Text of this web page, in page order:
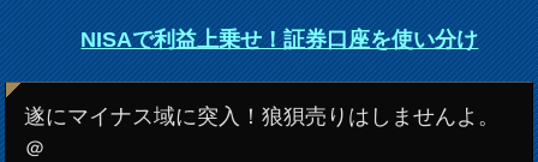
NISAで利益上乗せ！証券口座を使い分け
遂にマイナス域に突入！狼狽売りはしませんよ。
＠